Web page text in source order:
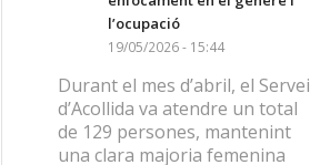
l’ocupació
19/05/2026 - 15:44
Durant el mes d’abril, el Servei
d’Acollida va atendre un total
de 129 persones, mantenint
una clara majoria femenina